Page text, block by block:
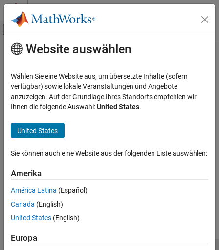
Weiter zum Inhalt
Umschaltung für Off-Canvas-
Startseite der Dokumentation
Verifizierung, Validierung und Tests
Kategorie
MATLAB Test
Polyspace Access
Polyspace as You Code
Polyspace Bug Finder
Polyspace Code Prover
Requirements Toolbox
Erstellen und Validieren von
Hauptinhalt
How useful was this information?
Website auswählen
Wählen Sie eine Website aus, um übersetzte Inhalte (sofern
verfügbar) sowie lokale Veranstaltungen und Angebote
anzuzeigen. Auf der Grundlage Ihres Standorts empfehlen wir
Ihnen die folgende Auswahl:United States.
United States
Sie können auch eine Website aus der folgenden Liste auswählen:
Amerika
América Latina (Español)
Canada (English)
United States (English)
Europa